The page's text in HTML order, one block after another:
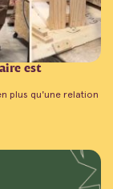
est
plus qu'une relation